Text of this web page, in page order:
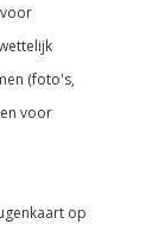
(foto's,
voor
op